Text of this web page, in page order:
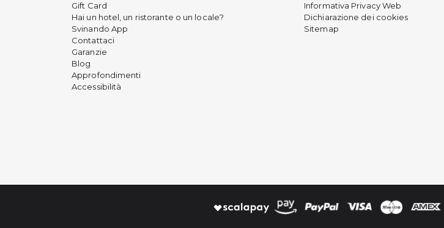
Gift Card
Hai un hotel, un ristorante o un locale?
Svinando App
Contattaci
Garanzie
Blog
Approfondimenti
Accessibilità
Informativa Privacy Web
Dichiarazione dei cookies
Sitemap